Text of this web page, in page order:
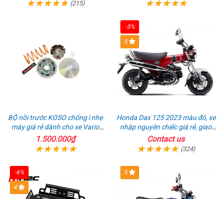
(215)
BỘ nồi trước KOSO chống ì nhẹ
máy giá rẻ dành cho xe Vario
160
1.500.000₫
-3%
5
Honda Dax 125 2023 màu đỏ, xe
nhập nguyên chiếc giá rẻ, giao
hồ sơ ngay
Contact us
(324)
-6%
4
5